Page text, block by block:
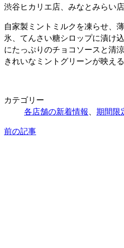
渋谷ヒカリエ店、みなとみらい
自家製ミントミルクを凍らせ、
氷、てんさい糖シロップに漬け
にたっぷりのチョコソースと清
きれいなミントグリーンが映え
カテゴリー
各店舗の新着情報、 期間限
前の記事